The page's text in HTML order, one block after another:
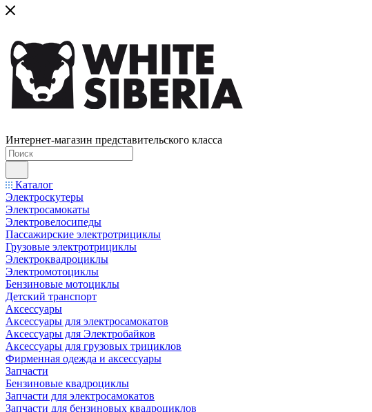
Интернет-магазин представительского класса
Каталог
Электроскутеры
Электросамокаты
Электровелосипеды
Пассажирские электротрициклы
Грузовые электротрициклы
Электроквадроциклы
Электромотоциклы
Бензиновые мотоциклы
Детский транспорт
Аксессуары
Аксессуары для электросамокатов
Аксессуары для Электробайков
Аксессуары для грузовых трициклов
Фирменная одежда и аксессуары
Запчасти
Бензиновые квадроциклы
Запчасти для электросамокатов
Запчасти для бензиновых квадроциклов